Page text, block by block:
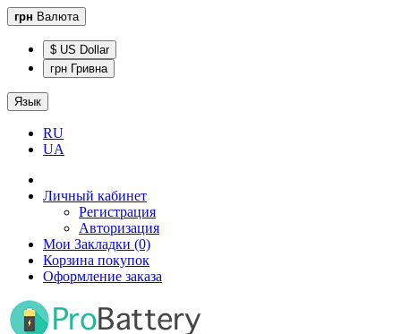
грн Валюта
$ US Dollar
грн Гривна
Язык
RU
UA
Личный кабинет
Регистрация
Авторизация
Мои Закладки (0)
Корзина покупок
Оформление заказа